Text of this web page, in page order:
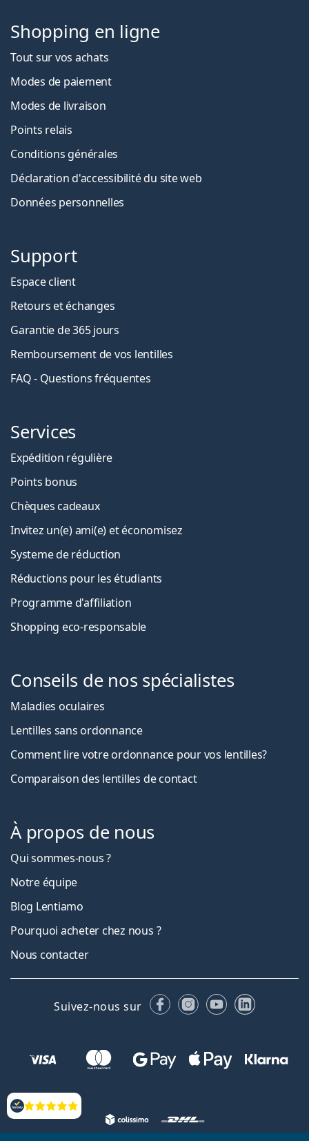
Évaluation
Shopping en ligne
Tout sur vos achats
Modes de paiement
Modes de livraison
Points relais
Conditions générales
Déclaration d'accessibilité du site web
Données personnelles
Support
Espace client
Retours et échanges
Garantie de 365 jours
Remboursement de vos lentilles
FAQ - Questions fréquentes
Services
Expédition régulière
Points bonus
Chèques cadeaux
Invitez un(e) ami(e) et économisez
Systeme de réduction
Réductions pour les étudiants
Programme d'affiliation
Shopping eco-responsable
Conseils de nos spécialistes
Maladies oculaires
Lentilles sans ordonnance
Comment lire votre ordonnance pour vos lentilles?
Comparaison des lentilles de contact
À propos de nous
Qui sommes-nous ?
Notre équipe
Blog Lentiamo
Pourquoi acheter chez nous ?
Nous contacter
Suivez-nous sur FacebookInstagram
YouTubeLinkedIn